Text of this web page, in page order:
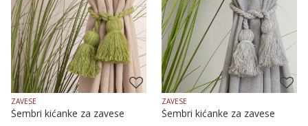
ZAVESE
Šembri kićanke za zavese
ZAVESE
Šembri kićanke za zavese